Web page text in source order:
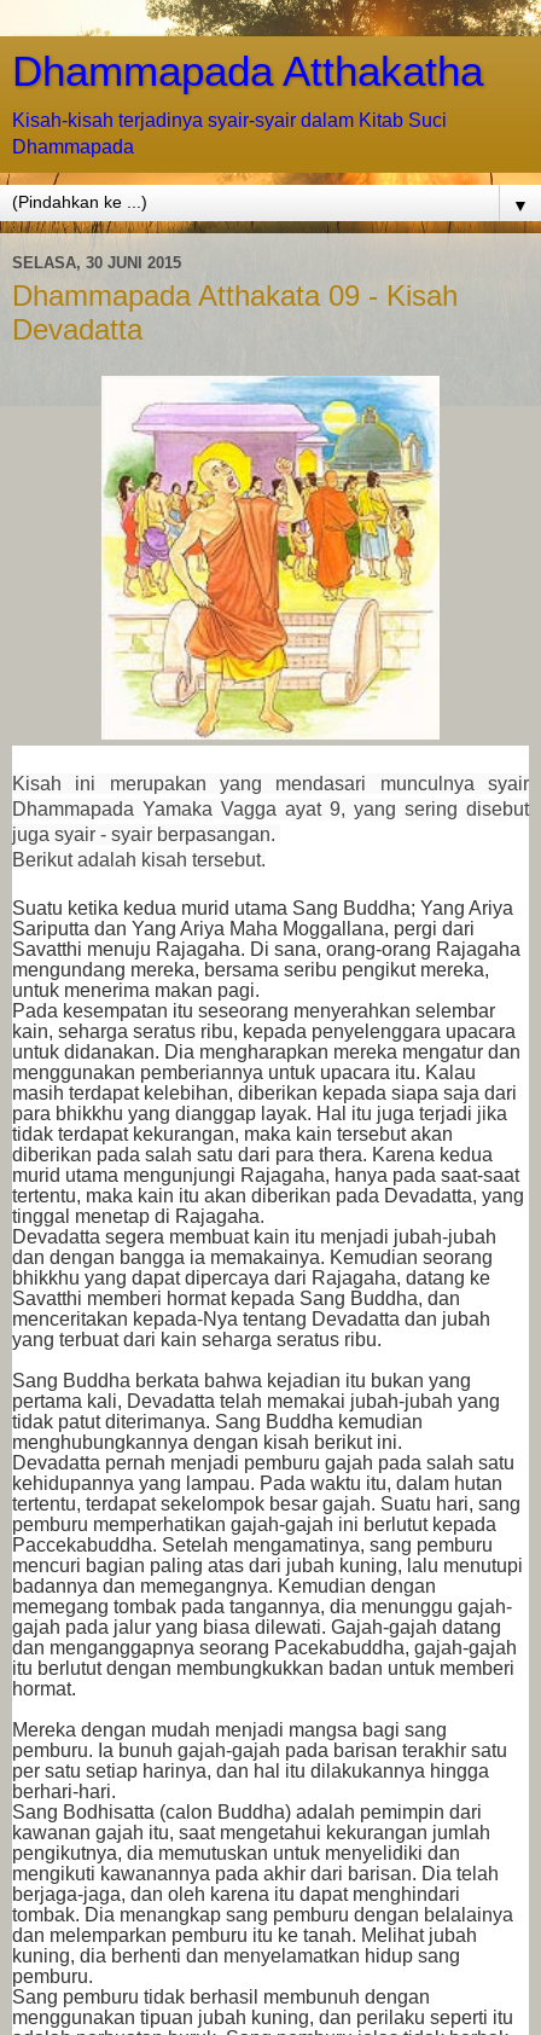
Dhammapada Atthakatha
Kisah-kisah terjadinya syair-syair dalam Kitab Suci
Dhammapada
▼
SELASA, 30 JUNI 2015
Dhammapada Atthakata 09 - Kisah
Devadatta
Kisah ini merupakan yang mendasari munculnya syair
Dhammapada Yamaka Vagga ayat 9, yang sering disebut
juga syair - syair berpasangan.
Berikut adalah kisah tersebut.
Suatu ketika kedua murid utama Sang Buddha; Yang Ariya
Sariputta dan Yang Ariya Maha Moggallana, pergi dari
Savatthi menuju Rajagaha. Di sana, orang-orang Rajagaha
mengundang mereka, bersama seribu pengikut mereka,
untuk menerima makan pagi.
Pada kesempatan itu seseorang menyerahkan selembar
kain, seharga seratus ribu, kepada penyelenggara upacara
untuk didanakan. Dia mengharapkan mereka mengatur dan
menggunakan pemberiannya untuk upacara itu. Kalau
masih terdapat kelebihan, diberikan kepada siapa saja dari
para bhikkhu yang dianggap layak. Hal itu juga terjadi jika
tidak terdapat kekurangan, maka kain tersebut akan
diberikan pada salah satu dari para thera. Karena kedua
murid utama mengunjungi Rajagaha, hanya pada saat-saat
tertentu, maka kain itu akan diberikan pada Devadatta, yang
tinggal menetap di Rajagaha.
Devadatta segera membuat kain itu menjadi jubah-jubah
dan dengan bangga ia memakainya. Kemudian seorang
bhikkhu yang dapat dipercaya dari Rajagaha, datang ke
Savatthi memberi hormat kepada Sang Buddha, dan
menceritakan kepada-Nya tentang Devadatta dan jubah
yang terbuat dari kain seharga seratus ribu.
Sang Buddha berkata bahwa kejadian itu bukan yang
pertama kali, Devadatta telah memakai jubah-jubah yang
tidak patut diterimanya. Sang Buddha kemudian
menghubungkannya dengan kisah berikut ini.
Devadatta pernah menjadi pemburu gajah pada salah satu
kehidupannya yang lampau. Pada waktu itu, dalam hutan
tertentu, terdapat sekelompok besar gajah. Suatu hari, sang
pemburu memperhatikan gajah-gajah ini berlutut kepada
Paccekabuddha. Setelah mengamatinya, sang pemburu
mencuri bagian paling atas dari jubah kuning, lalu menutupi
badannya dan memegangnya. Kemudian dengan
memegang tombak pada tangannya, dia menunggu gajah-
gajah pada jalur yang biasa dilewati. Gajah-gajah datang
dan menganggapnya seorang Pacekabuddha, gajah-gajah
itu berlutut dengan membungkukkan badan untuk memberi
hormat.
Mereka dengan mudah menjadi mangsa bagi sang
pemburu. Ia bunuh gajah-gajah pada barisan terakhir satu
per satu setiap harinya, dan hal itu dilakukannya hingga
berhari-hari.
Sang Bodhisatta (calon Buddha) adalah pemimpin dari
kawanan gajah itu, saat mengetahui kekurangan jumlah
pengikutnya, dia memutuskan untuk menyelidiki dan
mengikuti kawanannya pada akhir dari barisan. Dia telah
berjaga-jaga, dan oleh karena itu dapat menghindari
tombak. Dia menangkap sang pemburu dengan belalainya
dan melemparkan pemburu itu ke tanah. Melihat jubah
kuning, dia berhenti dan menyelamatkan hidup sang
pemburu.
Sang pemburu tidak berhasil membunuh dengan
menggunakan tipuan jubah kuning, dan perilaku seperti itu